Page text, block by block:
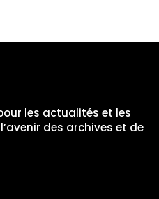
les actualités et les
des archives et de